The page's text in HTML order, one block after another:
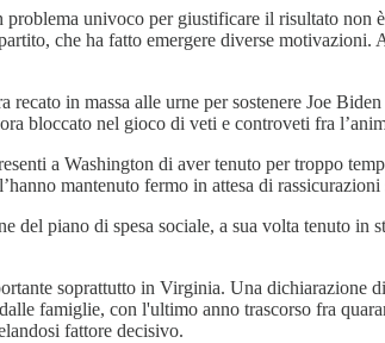
univoco per giustificare il risultato
che ha fatto emergere diverse
in massa alle urne per sostenere Joe
bloccato nel gioco di veti e controveti fra
a Washington di aver tenuto per troppo
mantenuto fermo in attesa di
del piano di spesa sociale, a sua volta tenuto
soprattutto in Virginia. Una
famiglie, con l'ultimo anno trascorso fra
fattore decisivo.